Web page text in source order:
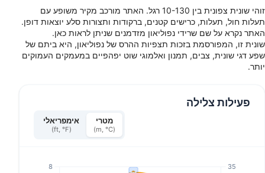
זוהי שונית צפונית בין 10-130 רגל. האתר מורכב מקיר משופע עם
תעלות חול, תעלות, כרישים קטנים, ברקודות ותצורות סלע יוצאות דופן.
האתר נקרא על שם שרידי נפוליאון מזדמנים שניתן לראות כאן.
שונית זו, המפורסמת בזכות תצפיות ההרס של נפוליאון, היא ביתם של
שפע דגי שונית, צבים, תמנון ואלמוגי שוט יפהפיים במעמקים העמוקים
יותר.
פעילות צלילה
מטרי
(m, °C)
אימפריאלי
(ft, °F)